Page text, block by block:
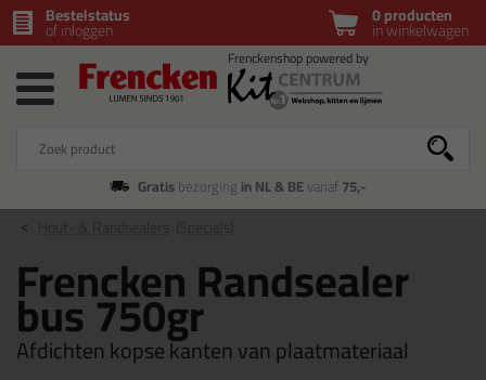
0 producten
in winkelwagen
Bestelstatus
of inloggen
Gratisbezorging in NL & BEvanaf75,-
Frencken Randsealer
bus 750gr
Afdichten kopse kanten van plaatmateriaal